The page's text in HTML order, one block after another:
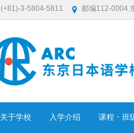
(+81)-3-5804-5811 邮编112-0004
关于学校 入学介绍 课程・班